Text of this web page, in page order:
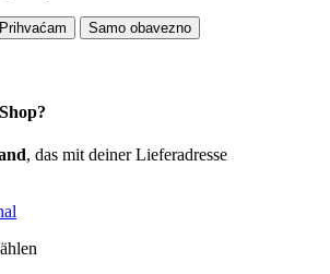
Prihvaćam Samo obavezno
, das mit deiner Lieferadresse